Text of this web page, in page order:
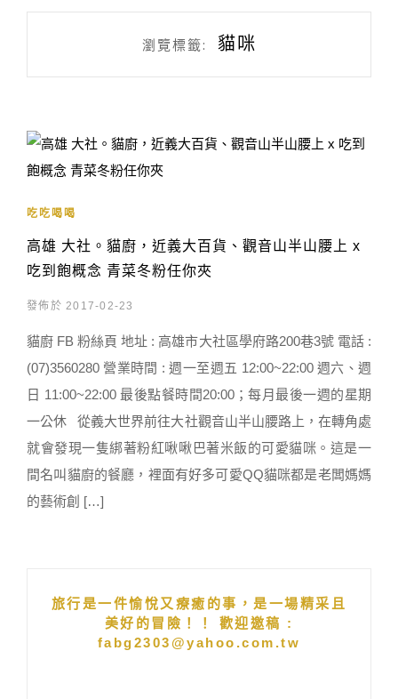
瀏覽標籤: 貓咪
吃吃喝喝
高雄 大社。貓廚，近義大百貨、觀音山半山腰上 x
吃到飽概念 青菜冬粉任你夾
發佈於 2017-02-23
貓廚 FB 粉絲頁 地址 : 高雄市大社區學府路200巷3號 電話 :
(07)3560280 營業時間 : 週一至週五 12:00~22:00 週六、週
日 11:00~22:00 最後點餐時間20:00；每月最後一週的星期
一公休 從義大世界前往大社觀音山半山腰路上，在轉角處
就會發現一隻綁著粉紅啾啾巴著米飯的可愛貓咪。這是一
間名叫貓廚的餐廳，裡面有好多可愛QQ貓咪都是老闆媽媽
的藝術創 […]
旅行是一件愉悅又療癒的事，是一場精采且
美好的冒險！！ 歡迎邀稿 :
fabg2303@yahoo.com.tw